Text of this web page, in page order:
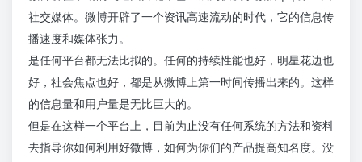
社交媒体。微博开辟了一个资讯高速流动的时代，它的信息传
播速度和媒体张力。
是任何平台都无法比拟的。任何的持续性能也好，明星花边也
好，社会焦点也好，都是从微博上第一时间传播出来的。这样
的信息量和用户量是无比巨大的。
但是在这样一个平台上，目前为止没有任何系统的方法和资料
去指导你如何利用好微博，如何为你们的产品提高知名度。没